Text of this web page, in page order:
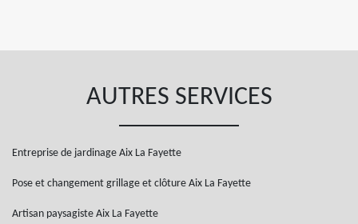
AUTRES SERVICES
Entreprise de jardinage Aix La Fayette
Pose et changement grillage et clôture Aix La Fayette
Artisan paysagiste Aix La Fayette